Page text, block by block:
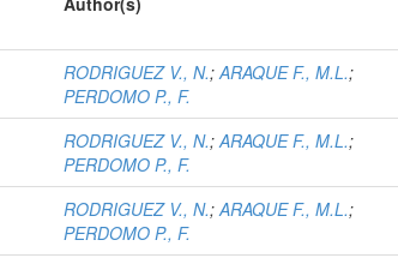
RODRIGUEZ V., N.;ARAQUE F., M.L.;
PERDOMO P., F.
RODRIGUEZ V., N.;ARAQUE F., M.L.;
PERDOMO P., F.
RODRIGUEZ V., N.;ARAQUE F., M.L.;
PERDOMO P., F.